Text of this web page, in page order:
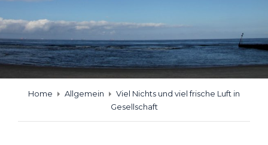
Home Allgemein
Viel Nichts und viel frische Luft in
Gesellschaft